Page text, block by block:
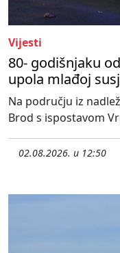
Vijesti
80- godišnjaku
upola mlađoj
Na području iz
Brod s ispostavom
02.08.2026. u 12:50